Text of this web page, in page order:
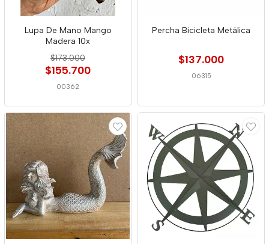
Lupa De Mano Mango
Madera 10x
$173.000
$155.700
00362
Percha Bicicleta Metálica
$137.000
06315